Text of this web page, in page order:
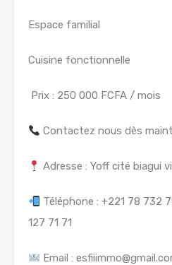
Espace familial
Cuisine fonctionnelle
Prix : 250 000 FCFA / mois
Contactez nous dès
Adresse : Yoff cité biagui
Téléphone : +221 78 732
127 71 71
Email :